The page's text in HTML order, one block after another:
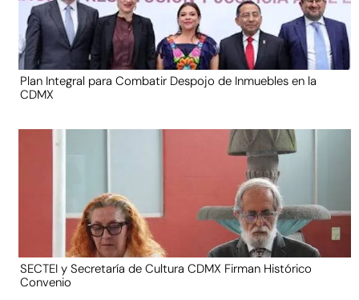
Plan Integral para Combatir Despojo de Inmuebles en la
CDMX
SECTEI y Secretaría de Cultura CDMX Firman Histórico
Convenio